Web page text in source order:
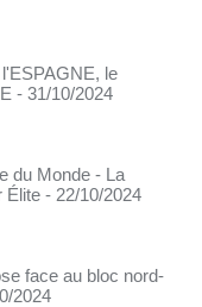
le
- 31/10/2024
du Monde - La
Élite - 22/10/2024
face au bloc nord-
2024